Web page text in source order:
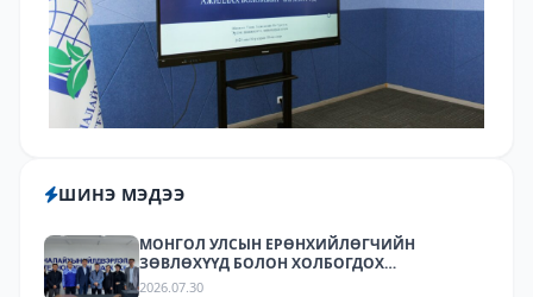
ШИНЭ МЭДЭЭ
МОНГОЛ УЛСЫН ЕРӨНХИЙЛӨГЧИЙН
ЗӨВЛӨХҮҮД БОЛОН ХОЛБОГДОХ
БАЙГУУЛЛАГУУДЫН ТӨЛӨӨЛӨЛ НАЛАЙХЫН
2026.07.30